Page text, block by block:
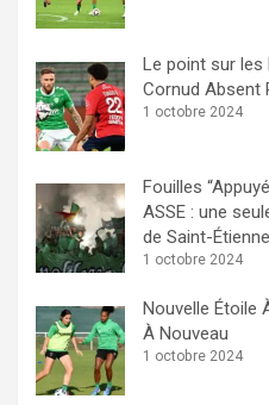
Le point sur les
Cornud Absent
1 octobre 2024
Fouilles
ASSE : une
de Saint-Étienne
1 octobre 2024
Nouvelle Étoile
À Nouveau
1 octobre 2024